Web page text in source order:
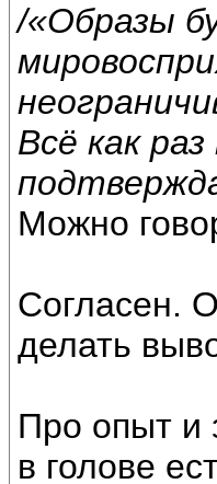
/«Образы
Всё как
Можно
Согласен.
делать
Про опыт и
в голове